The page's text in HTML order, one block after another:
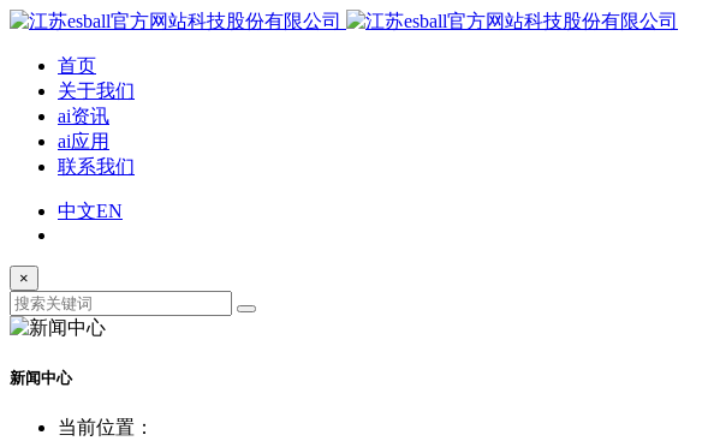
首页
关于我们
ai资讯
ai应用
联系我们
中文EN
×
新闻中心
当前位置：